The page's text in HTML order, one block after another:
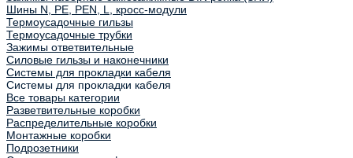
Шины N, PE, PEN, L, кросс-модули
Термоусадочные гильзы
Термоусадочные трубки
Зажимы ответвительные
Силовые гильзы и наконечники
Системы для прокладки кабеля
Системы для прокладки кабеля
Все товары категории
Разветвительные коробки
Распределительные коробки
Монтажные коробки
Подрозетники